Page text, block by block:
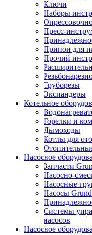
Ключи
Наборы
Пресс-
Припои для
Прочий
Труборезы
Экспандеры
Котельное
Горелки и
Дымоходы
Котлы для
Насосное
Запчасти
Насосно-
Насосные
Насосы
Системы
насосов
Насосное